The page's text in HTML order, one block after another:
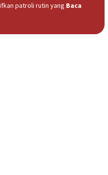
patroli rutin yang Baca